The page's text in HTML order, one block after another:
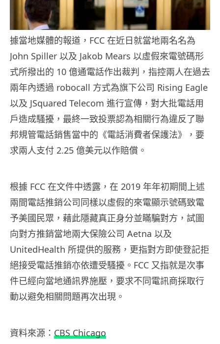
據當地媒體的報道，FCC 在近日就當地兩名名為
John Spiller 以及 Jakob Mears 以虛假來電號碼形
式所撥出的 10 億通電話作出裁判，指控兩人在過去
兩年內透過 robocall 方式為旗下公司 Rising Eagle
以及 JSquared Telecom 進行宣傳，對大批電話用
戶造成騷擾，最終一致投票認為相關行為違反了聯
邦規管電話銷售當中的《電話消費者保護法》，要
求兩人支付 2.25 億美元以作賠償。
根據 FCC 在文件中透露，在 2019 年年初期間上述
兩間電話推銷公司同樣以虛假的來電顯示號碼致電
予美國民眾，藉此隱藏真正身分並瞞騙對方，試圖
向對方推銷當地兩大保險公司 Aetna 以及
UnitedHealth 所提供的服務，更指對方即使登記拒
絕接受電話推銷亦依遭受騷擾。FCC 又指就是次事
件已經向當地通訊界施壓，要求不同電訊商採取行
動以避免相關問題再次出現。
資料來源： CBS Chicago